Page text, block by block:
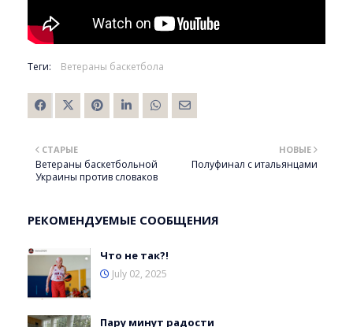
Теги: Ветераны баскетбола
НОВЫЕ
Полуфинал с итальянцами
СТАРЫЕ
Ветераны баскетбольной
Украины против словаков
РЕКОМЕНДУЕМЫЕ СООБЩЕНИЯ
Что не так?!
July 02, 2025
Пару минут радости